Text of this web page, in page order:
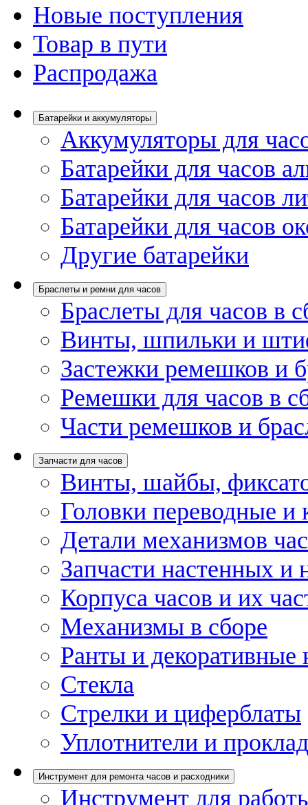
Новые поступления
Товар в пути
Распродажа
Батарейки и аккумуляторы
Аккумуляторы для
Батарейки для часов
Батарейки для часов
Батарейки для часов
Другие батарейки
Браслеты и ремни для часов
Браслеты для часов в
Винты, шпильки и
Застежки ремешков и
Ремешки для часов в
Части ремешков и
Запчасти для часов
Винты, шайбы,
Головки переводные и
Детали механизмов
Запчасти настенных и
Корпуса часов и их
Механизмы в сборе
Ранты и декоративные
Стекла
Стрелки и циферблаты
Уплотнители и
Инструмент для ремонта часов и расходники
Инструмент для